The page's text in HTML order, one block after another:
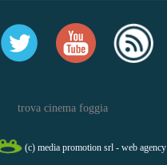
trova cinema foggia
(c) media promotion srl - web agency